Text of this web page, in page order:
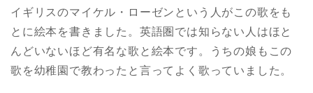
イギリスのマイケル・ローゼンという人がこの歌をも
とに絵本を書きました。英語圏では知らない人はほと
んどいないほど有名な歌と絵本です。うちの娘もこの
歌を幼稚園で教わったと言ってよく歌っていました。